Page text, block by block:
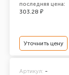
последняя цена:
303.28 ₽
Уточнить цену
Артикул: -